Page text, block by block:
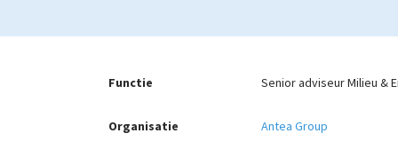
Functie Senior adviseur Milieu &
Organisatie Antea Group